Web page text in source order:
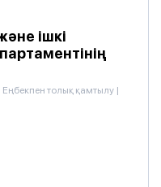
ішкі
Еңбекпен толық қамтылу |